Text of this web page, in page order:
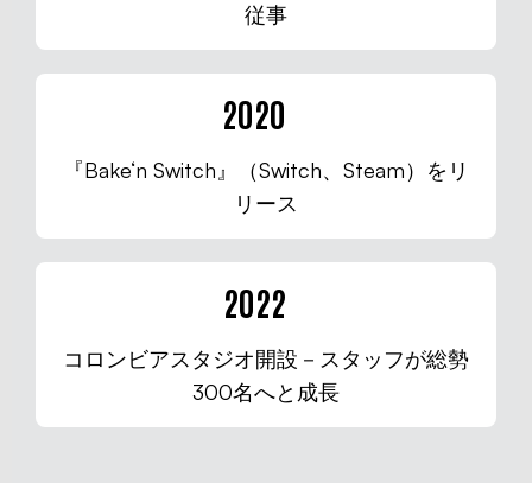
従事
2020
『Bake‘n Switch』（Switch、Steam）をリ
リース
2022
コロンビアスタジオ開設－スタッフが総勢
300名へと成長